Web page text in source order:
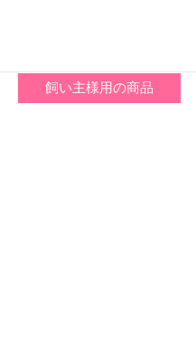
飼い主様用の商品